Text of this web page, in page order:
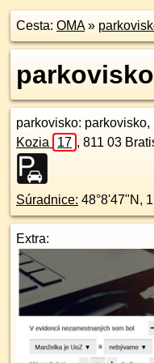
Cesta: OMA»
parkovisko
parkovisko: parkovisko,
Kozia
17 , 811 03
Súradnice: 48°8'47"N ,
Extra: